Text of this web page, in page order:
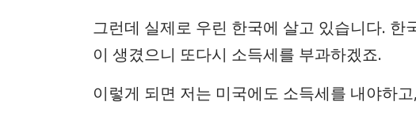
그런데 실제로 우린 한국에 살고 있습니다.
이 생겼으니 또다시 소득세를 부과하겠죠.
이렇게 되면 저는 미국에도 소득세를 내야하